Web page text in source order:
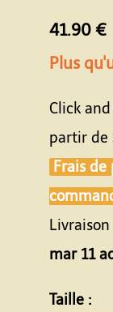
41.90 €
Plus
Click
partir de
Frais
mar 11
Taille :